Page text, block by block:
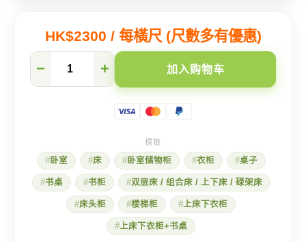
HK$2300 / 每橫尺 (尺數多有優惠)
径
打
造
公
− + 加入购物车
卧室 床 卧室储物柜 衣柜 桌子
书桌 书柜 双层床 / 组合床 / 上下床 / 碌架床
床头柜 楼梯柜 上床下衣柜
上床下衣柜+书桌